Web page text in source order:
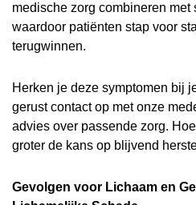
medische zorg combineren met
waardoor patiënten stap voor
terugwinnen.
Herken je deze symptomen bij
gerust contact op met onze
advies over passende zorg.
groter de kans op blijvend
Gevolgen voor Lichaam en